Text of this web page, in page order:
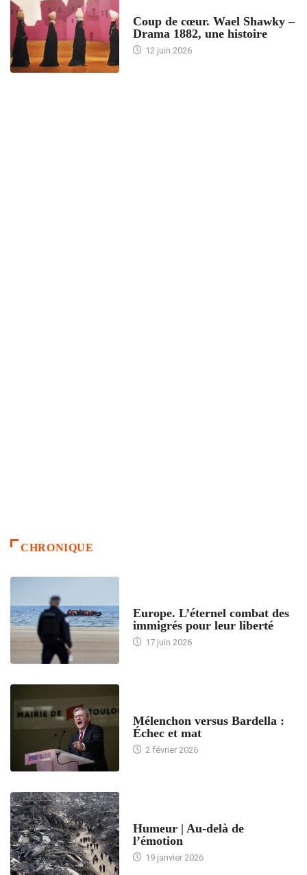
Coup de cœur. Wael Shawky –
Drama 1882, une histoire
12 juin 2026
CHRONIQUE
Europe. L’éternel combat des
immigrés pour leur liberté
17 juin 2026
Mélenchon versus Bardella :
Échec et mat
2 février 2026
Humeur | Au-delà de
l’émotion
19 janvier 2026